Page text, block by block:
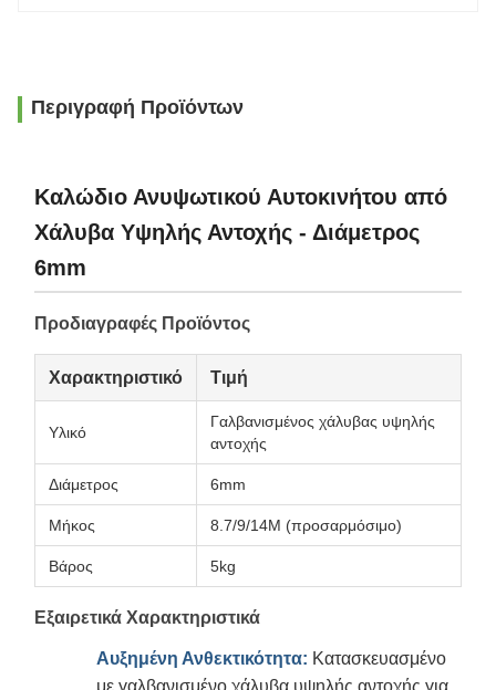
Περιγραφή Προϊόντων
Καλώδιο Ανυψωτικού Αυτοκινήτου από
Χάλυβα Υψηλής Αντοχής - Διάμετρος
6mm
Προδιαγραφές Προϊόντος
Χαρακτηριστικό Τιμή
Υλικό
Γαλβανισμένος χάλυβας υψηλής
αντοχής
Διάμετρος 6mm
Μήκος 8.7/9/14M (προσαρμόσιμο)
Βάρος 5kg
Εξαιρετικά Χαρακτηριστικά
Αυξημένη Ανθεκτικότητα: Κατασκευασμένο
με γαλβανισμένο χάλυβα υψηλής αντοχής για